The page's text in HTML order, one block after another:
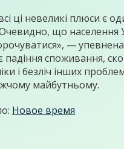
ці невеликі плюси є
що населення
—
падіння споживання,
і безліч інших
майбутньому.
Новое время